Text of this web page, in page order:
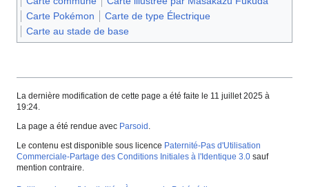
Carte Pokémon
Carte de type Électrique
Carte au stade de base
La dernière modification de cette page a été faite le 11 juillet 2025 à
19:24.
La page a été rendue avec Parsoid .
Le contenu est disponible sous licence Paternité-Pas d'Utilisation
Commerciale-Partage des Conditions Initiales à l'Identique 3.0 sauf
mention contraire.